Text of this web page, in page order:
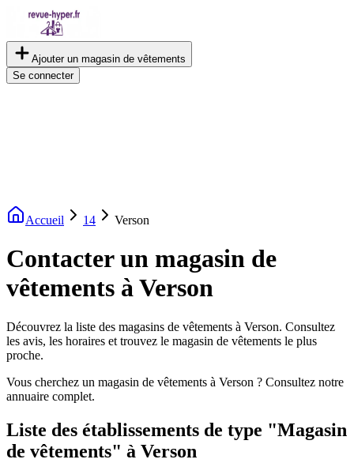
Ajouter un magasin de vêtements
Se connecter
Accueil 14 Verson
Contacter un magasin de
vêtements à Verson
Découvrez la liste des magasins de vêtements à Verson. Consultez
les avis, les horaires et trouvez le magasin de vêtements le plus
proche.
Vous cherchez un magasin de vêtements à Verson ? Consultez notre
annuaire complet.
Liste des établissements de type "Magasin
de vêtements" à Verson